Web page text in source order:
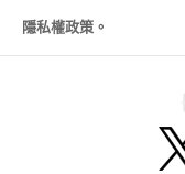
隱私權政策。